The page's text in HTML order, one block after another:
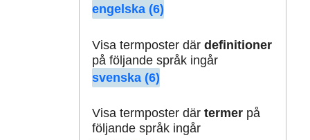
engelska (6)
Visa termposter där definitioner
på följande språk ingår
svenska (6)
Visa termposter där termerpå
följande språk ingår